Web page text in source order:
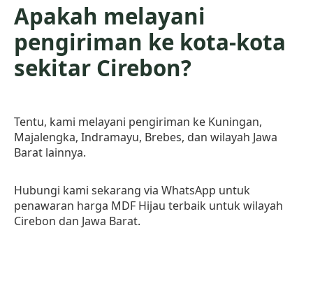
Apakah melayani
pengiriman ke kota-kota
sekitar Cirebon?
Tentu, kami melayani pengiriman ke Kuningan,
Majalengka, Indramayu, Brebes, dan wilayah Jawa
Barat lainnya.
Hubungi kami sekarang via WhatsApp untuk
penawaran harga MDF Hijau terbaik untuk wilayah
Cirebon dan Jawa Barat.